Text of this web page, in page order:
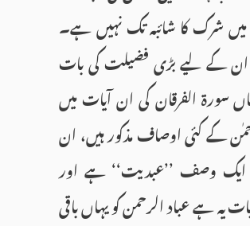
شرک کا شائبہ تک نہیں ہے۔
ان کے لیے بڑی فضیلت کی بات
سورۃ الفرقان کی ان آیات میں
کے کئی اوصاف مذکور ہیں، ان
وصف ’’عبدیت‘‘ ہے اور
یہ ہے عباد الرحمن کو یہاں باقی